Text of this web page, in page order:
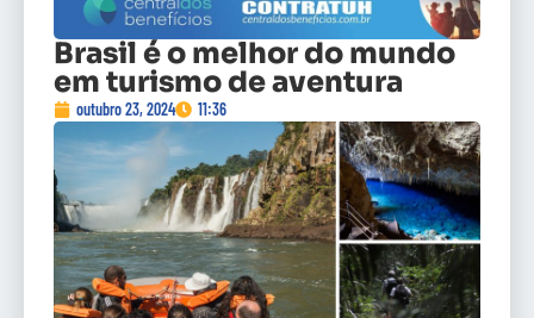
Brasil é o melhor do mundo
em turismo de aventura
outubro 23, 2024 11:36